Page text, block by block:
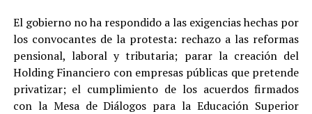
El gobierno no ha respondido a las exigencias hechas por
los convocantes de la protesta: rechazo a las reformas
pensional, laboral y tributaria; parar la creación del
Holding Financiero con empresas públicas que pretende
privatizar; el cumplimiento de los acuerdos firmados
con la Mesa de Diálogos para la Educación Superior